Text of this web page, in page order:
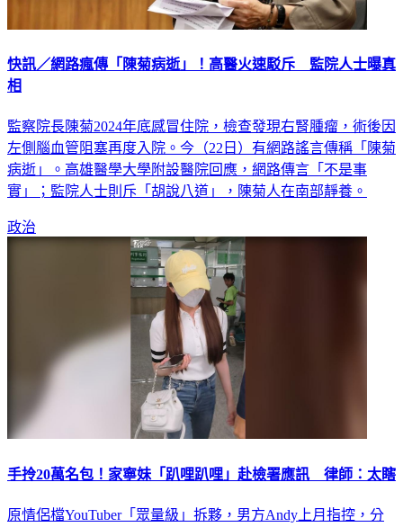
快訊／網路瘋傳「陳菊病逝」！高醫火速駁斥 監院人士曝真
相
監察院長陳菊2024年底感冒住院，檢查發現右腎腫瘤，術後因
左側腦血管阻塞再度入院。今（22日）有網路謠言傳稱「陳菊
病逝」。高雄醫學大學附設醫院回應，網路傳言「不是事
實」；監院人士則斥「胡說八道」，陳菊人在南部靜養。
政治
手拎20萬名包！家寧妹「趴哩趴哩」赴檢署應訊 律師：太瞎
原情侶檔YouTuber「眾量級」拆夥，男方Andy上月指控，分